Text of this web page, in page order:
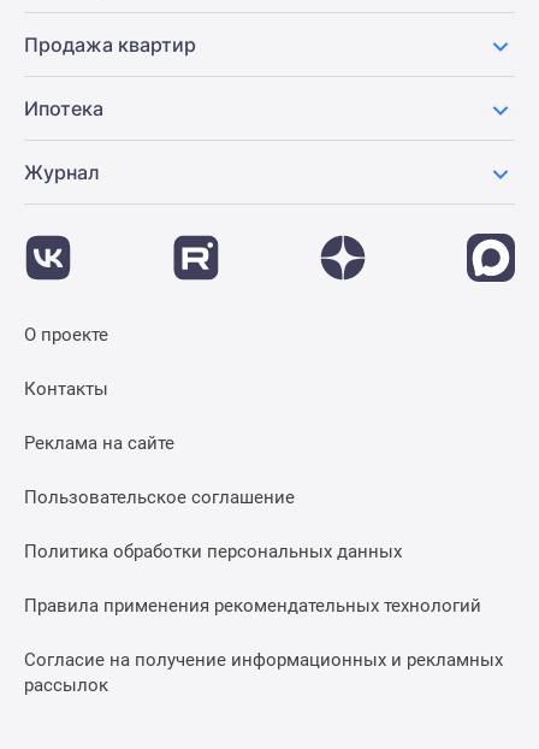
Продажа квартир
Ипотека
Журнал
О проекте
Контакты
Реклама на сайте
Пользовательское соглашение
Политика обработки персональных данных
Правила применения рекомендательных технологий
Согласие на получение информационных и рекламных
рассылок